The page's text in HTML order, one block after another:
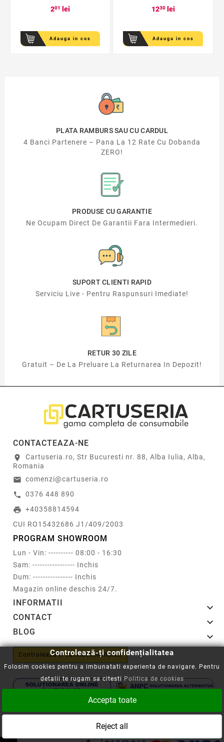
201 lei
Adauga in cos
1230lei
Adauga in cos
PLATA RAMBURS SAU CU CARDUL
4 Banci Partenere – Pana La 12 Rate Cu Dobanda
ZERO!
PRODUSE CU GARANTIE
Ne Ocupam Direct De Garantii Fara Intermedieri.
SUPORT CLIENTI RAPID
Serviciu Live - Pentru Raspunsuri Imediate!
RETUR 30 ZILE
Gratuit – De La Preluare La Returnarea In Depozit!
CONTACTEAZA-NE
location_on
Cartuseria.ro, Str Bucuresti nr. 88, Alba Iulia, Alba,
Romania
email comenzi@cartuseria.ro
call 0376 448 890
print +40358814594
CUI RO15432686 J1/409/2003
PROGRAM SHOWROOM
Lun - Vin: ---------- 08:00 - 16:30
Sam: ----------------- Inchis
Dum: ---------------- Inchis
Magazin online deschis 24/7.
INFORMATII 
CONTACT 
BLOG 
Controlează-ți confidențialitatea
Copyright © 2008-2026 - Cartuseria.ro
Politica SOL
Controlează-ți confidențialitatea
Folosim cookies pentru a imbunatati experienta de navigare. Pentru
detalii te rugam sa citestiPolitica de cookies
Accepta toate
Reject all